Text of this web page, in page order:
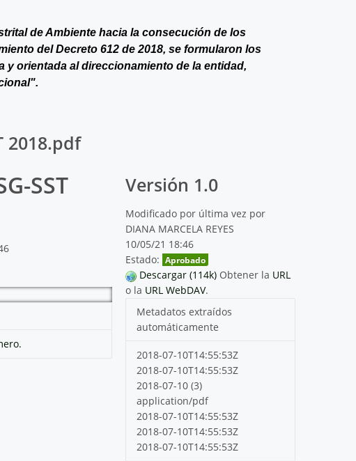
de Ambiente hacia la consecución de los
del Decreto 612 de 2018, se formularon los
orientada al direccionamiento de la entidad,
2018.pdf
SST
Versión 1.0
Modificado por última vez por
DIANA MARCELA REYES
10/05/21 18:46
Estado: Aprobado
Descargar (114k) Obtener la URL
o la URL WebDAV.
Metadatos extraídos
automáticamente
2018-07-10T14:55:53Z
2018-07-10T14:55:53Z
2018-07-10 (3)
application/pdf
2018-07-10T14:55:53Z
2018-07-10T14:55:53Z
2018-07-10T14:55:53Z